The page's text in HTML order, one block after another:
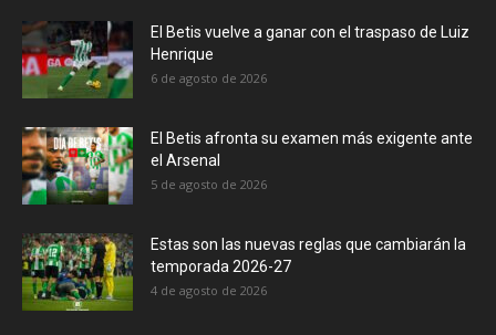
El Betis vuelve a ganar con el traspaso de Luiz
Henrique
6 de agosto de 2026
El Betis afronta su examen más exigente ante
el Arsenal
5 de agosto de 2026
Estas son las nuevas reglas que cambiarán la
temporada 2026-27
4 de agosto de 2026